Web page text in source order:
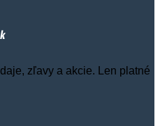
zľavy a akcie. Len platné